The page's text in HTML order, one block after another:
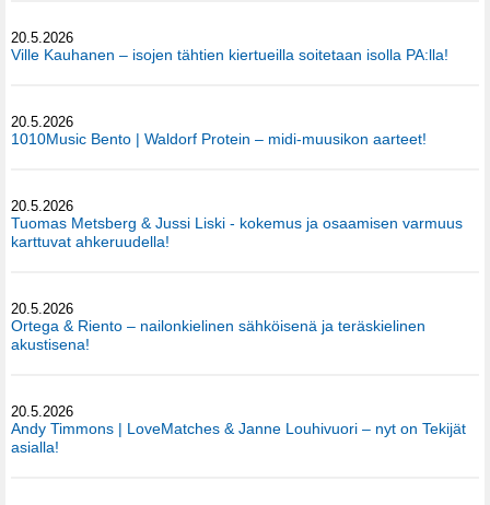
20.5.2026
Ville Kauhanen – isojen tähtien kiertueilla soitetaan isolla PA:lla!
20.5.2026
1010Music Bento | Waldorf Protein – midi-muusikon aarteet!
20.5.2026
Tuomas Metsberg & Jussi Liski - kokemus ja osaamisen varmuus
karttuvat ahkeruudella!
20.5.2026
Ortega & Riento – nailonkielinen sähköisenä ja teräskielinen
akustisena!
20.5.2026
Andy Timmons | LoveMatches & Janne Louhivuori – nyt on Tekijät
asialla!